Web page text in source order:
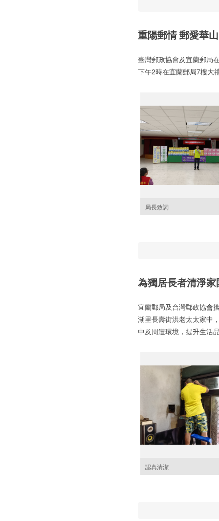
重陽郵情 郵愛華山
臺灣郵政協會及宜蘭郵局
下午2時在宜蘭郵局7樓大
局長致詞
為獨居長者清淨家
宜蘭郵局及台灣郵政協會
湖里長壽街洪老太太家中
中及周遭環境，提升生活
認真清潔